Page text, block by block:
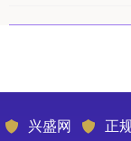
兴盛网 正